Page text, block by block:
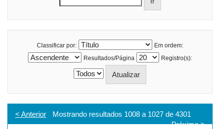
Classificar por:
Em ordem:
Resultados/Página
Registro(s):
Mostrando resultados 1008 a 1027 de 4301
< Anterior
Próximo >